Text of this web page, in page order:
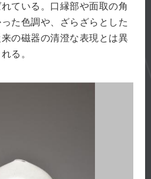
ている。口縁部や面取の角
た色調や、ざらざらとした
の磁器の清澄な表現とは異
る。